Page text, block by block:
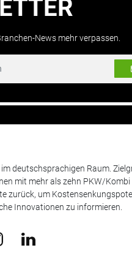
News mehr verpassen.
deutschsprachigen Raum.
mit mehr als zehn PKW/
um
Innovationen zu informieren.